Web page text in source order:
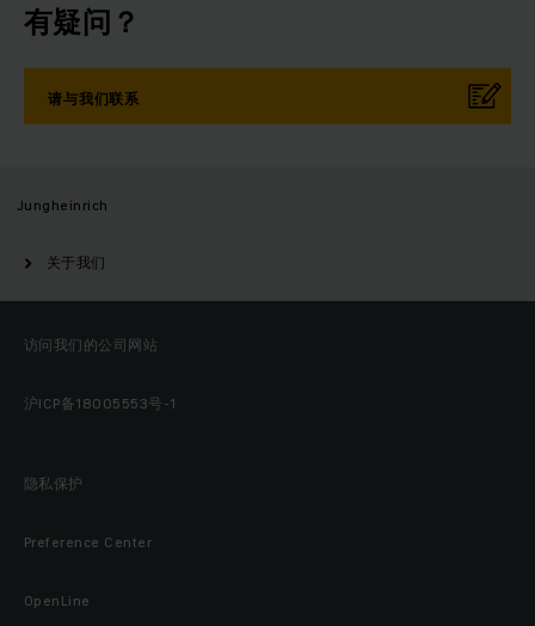
有疑问？
请与我们联系
Jungheinrich
关于我们
访问我们的公司网站
沪ICP备18005553号-1
隐私保护
Preference Center
OpenLine